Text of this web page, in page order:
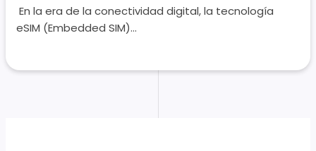
En la era de la conectividad digital, la tecnología
eSIM (Embedded SIM)…